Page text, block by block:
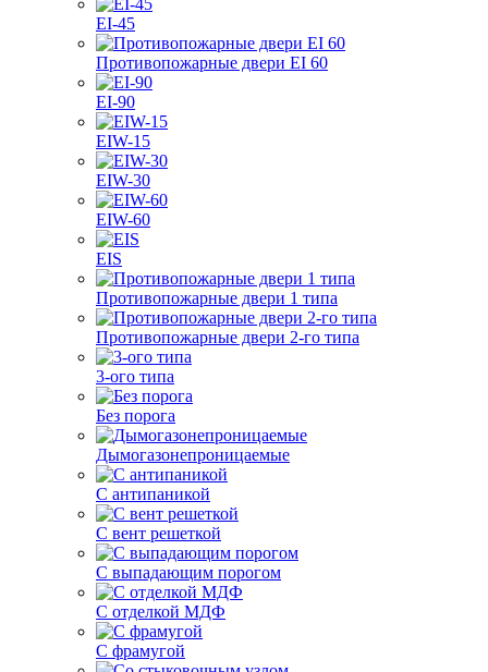
EI-45
Противопожарные двери EI 60
EI-90
EIW-15
EIW-30
EIW-60
EIS
Противопожарные двери 1 типа
Противопожарные двери 2-го типа
3-ого типа
Без порога
Дымогазонепроницаемые
С антипаникой
С вент решеткой
С выпадающим порогом
С отделкой МДФ
С фрамугой